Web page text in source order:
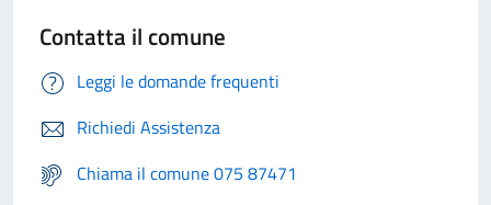
Contatta il comune
Leggi le domande frequenti
Richiedi Assistenza
Chiama il comune 075 87471